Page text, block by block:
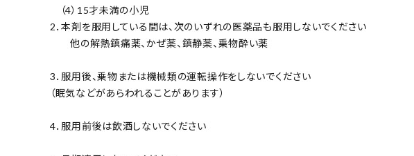
（4）15才未満の小児
2．本剤を服用している間は、次のいずれの医薬品も服用しないでください
他の解熱鎮痛薬、かぜ薬、鎮静薬、乗物酔い薬
3．服用後、乗物または機械類の運転操作をしないでください
（眠気などがあらわれることがあります）
4．服用前後は飲酒しないでください